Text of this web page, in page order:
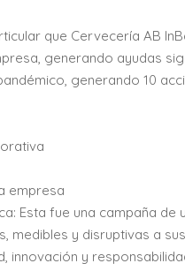
que Cervecería AB
generando ayudas
generando 10
empresa
Esta fue una campaña
medibles y disruptivas a
innovación y